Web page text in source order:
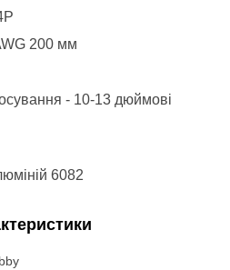
200 мм
- 10-13 дюймові
6082